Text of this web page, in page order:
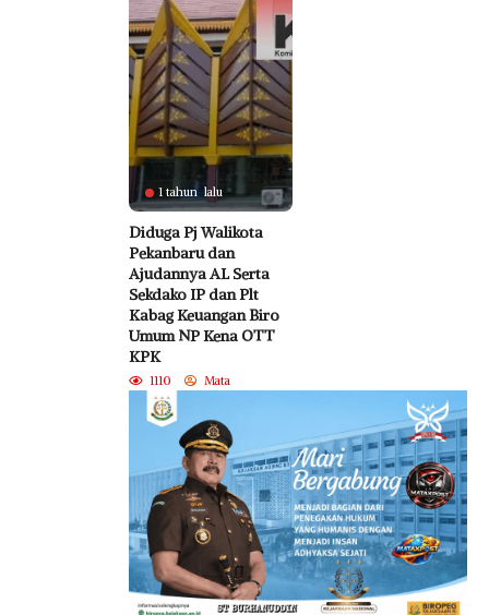
1 tahun lalu
Diduga Pj Walikota
Pekanbaru dan
Ajudannya AL Serta
Sekdako IP dan Plt
Kabag Keuangan Biro
Umum NP Kena OTT
KPK
1110 Mata